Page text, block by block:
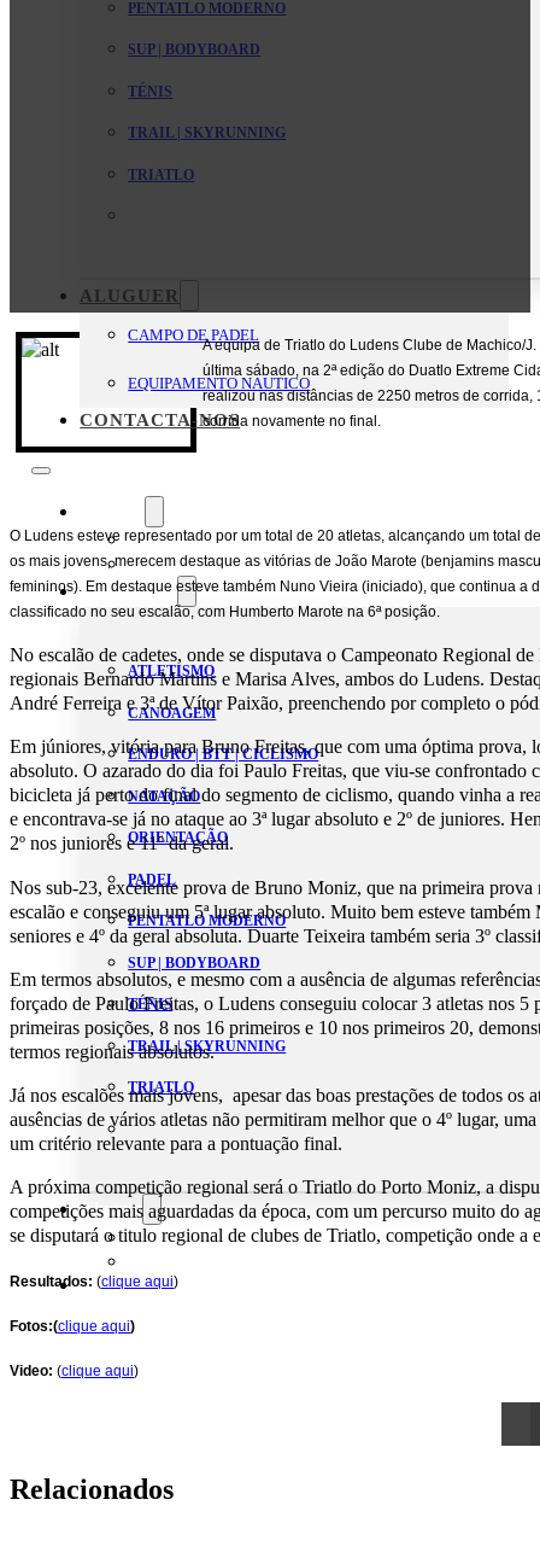
PENTATLO MODERNO
SUP | BODYBOARD
TÉNIS
TRAIL | SKYRUNNING
TRIATLO
ALUGUER
CAMPO DE PADEL
EQUIPAMENTO NAUTICO
CONTACTA-NOS
Mensagem da Direção
Estatutos
Modalidades
ATLETISMO
CANOAGEM
ENDURO | BTT | CICLISMO
NATAÇÃO
ORIENTAÇÃO
PADEL
PENTATLO MODERNO
SUP | BODYBOARD
TÉNIS
TRAIL | SKYRUNNING
TRIATLO
Aluguer
Campo de Padel
Contacta-nos
A equipa de Triatlo do Ludens Clube de Machico/
última sábado, na 2ª edição do Duatlo Extreme
realizou nas distâncias de 2250 metros de corrida,
corrida novamente no final.
O Ludens esteve representado por um total de 20 atletas, alcançando um total
os mais jovens, merecem destaque as vitórias de João Marote (benjamins
femininos). Em destaque esteve também Nuno Vieira (iniciado), que continua a
classificado no seu escalão, com Humberto Marote na 6ª posição.
No escalão de cadetes, onde se disputava o Campeonato Regional
regionais Bernardo Martins e Marisa Alves, ambos do Ludens.
André Ferreira e 3ª de Vítor Paixão, preenchendo por completo o
Em júniores, vitória para Bruno Freitas, que com uma óptima prova,
absoluto. O azarado do dia foi Paulo Freitas, que viu-se confrontado
bicicleta já perto do final do segmento de ciclismo, quando vinha a
e encontrava-se já no ataque ao 3ª lugar absoluto e 2º de juniores.
2º nos juniores e 11º da geral.
Nos sub-23, excelente prova de Bruno Moniz, que na primeira prova
escalão e conseguiu um 5ª lugar absoluto. Muito bem esteve
seniores e 4º da geral absoluta. Duarte Teixeira também seria 3º
Em termos absolutos, e mesmo com a ausência de algumas
forçado de Paulo Freitas, o Ludens conseguiu colocar 3 atletas nos 5
primeiras posições, 8 nos 16 primeiros e 10 nos primeiros 20,
termos regionais absolutos.
Já nos escalões mais jovens, apesar das boas prestações de todos os
ausências de vários atletas não permitiram melhor que o 4º lugar,
um critério relevante para a pontuação final.
A próxima competição regional será o Triatlo do Porto Moniz, a
competições mais aguardadas da época, com um percurso muito do
se disputará o titulo regional de clubes de Triatlo, competição onde a
Resultados: (clique aqui)
Fotos:(clique aqui)
Video: (clique aqui)
Relacionados